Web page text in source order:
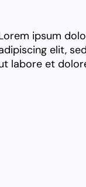
ipsum
elit,
labore et